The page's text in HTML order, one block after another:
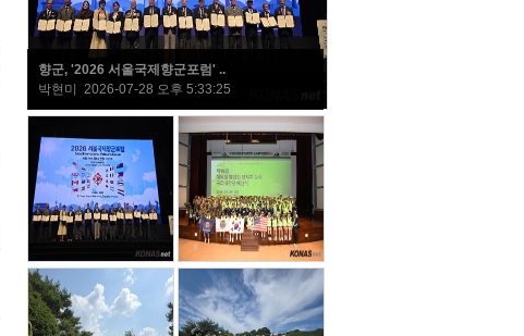
향군, '2026 서울국제향군포럼' ..
박현미 2026-07-28 오후 5:33:25